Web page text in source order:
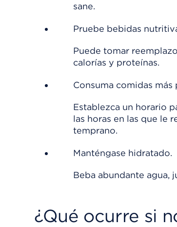
sane.
Pruebe bebidas
Puede tomar
calorías y proteínas.
Consuma comidas
Establezca un horario
las horas en las que le
temprano.
Manténgase hidratado.
Beba abundante agua,
¿Qué ocurre si